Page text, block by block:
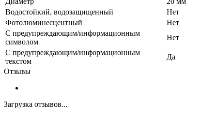
Водостойкий, водозащищенный
Нет
Фотолюминесцентный
Нет
С предупреждающим/информационным
символом
Нет
С предупреждающим/информационным
текстом
Да
Отзывы
Загрузка отзывов...